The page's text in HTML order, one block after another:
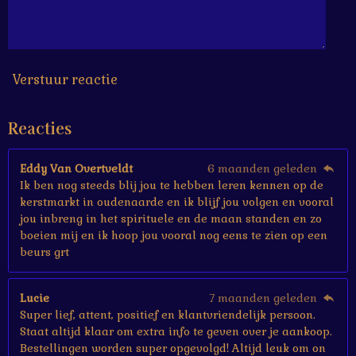
s
r
r
Verstuur reactie
Reacties
Eddy Van Overtveldt
6 maanden geleden
Ik ben nog steeds blij jou te hebben leren kennen op de
kerstmarkt in oudenaarde en ik blijf jou volgen en vooral
jou inbreng in het spirituele en de maan standen en zo
boeien mij en ik hoop jou vooral nog eens te zien op een
beurs grt
Lucie
7 maanden geleden
Super lief, attent, positief en klantvriendelijk persoon.
Staat altijd klaar om extra info te geven over je aankoop.
Bestellingen worden super opgevolgd! Altijd leuk om on